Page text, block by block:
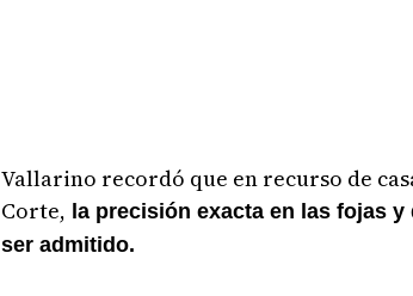
Vallarino recordó que en recurso de
Corte, la precisión exacta en las fojas
ser admitido.